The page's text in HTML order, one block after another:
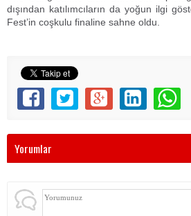
dışından katılımcıların da yoğun ilgi
Fest’in coşkulu finaline sahne oldu.
Yorumlar